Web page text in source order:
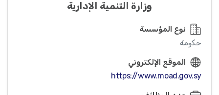
وزارة التنمية الإدارية
نوع المؤسسة
حكومة
الموقع الإلكتروني
https://www.moad.gov.sy